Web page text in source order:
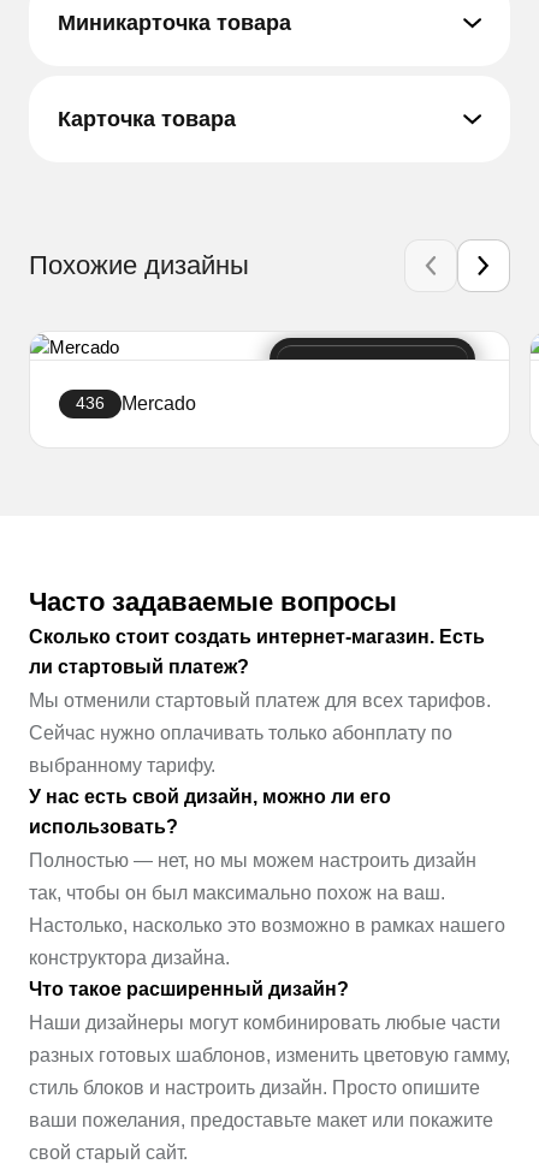
Миникарточка товара
Карточка товара
Похожие дизайны
436 Mercado
Часто задаваемые вопросы
Сколько стоит создать интернет-магазин. Есть
ли стартовый платеж?
Мы отменили стартовый платеж для всех тарифов.
Сейчас нужно оплачивать только абонплату по
выбранному тарифу.
У нас есть свой дизайн, можно ли его
использовать?
Полностью — нет, но мы можем настроить дизайн
так, чтобы он был максимально похож на ваш.
Настолько, насколько это возможно в рамках нашего
конструктора дизайна.
Что такое расширенный дизайн?
Наши дизайнеры могут комбинировать любые части
разных готовых шаблонов, изменить цветовую гамму,
стиль блоков и настроить дизайн. Просто опишите
ваши пожелания, предоставьте макет или покажите
свой старый сайт.